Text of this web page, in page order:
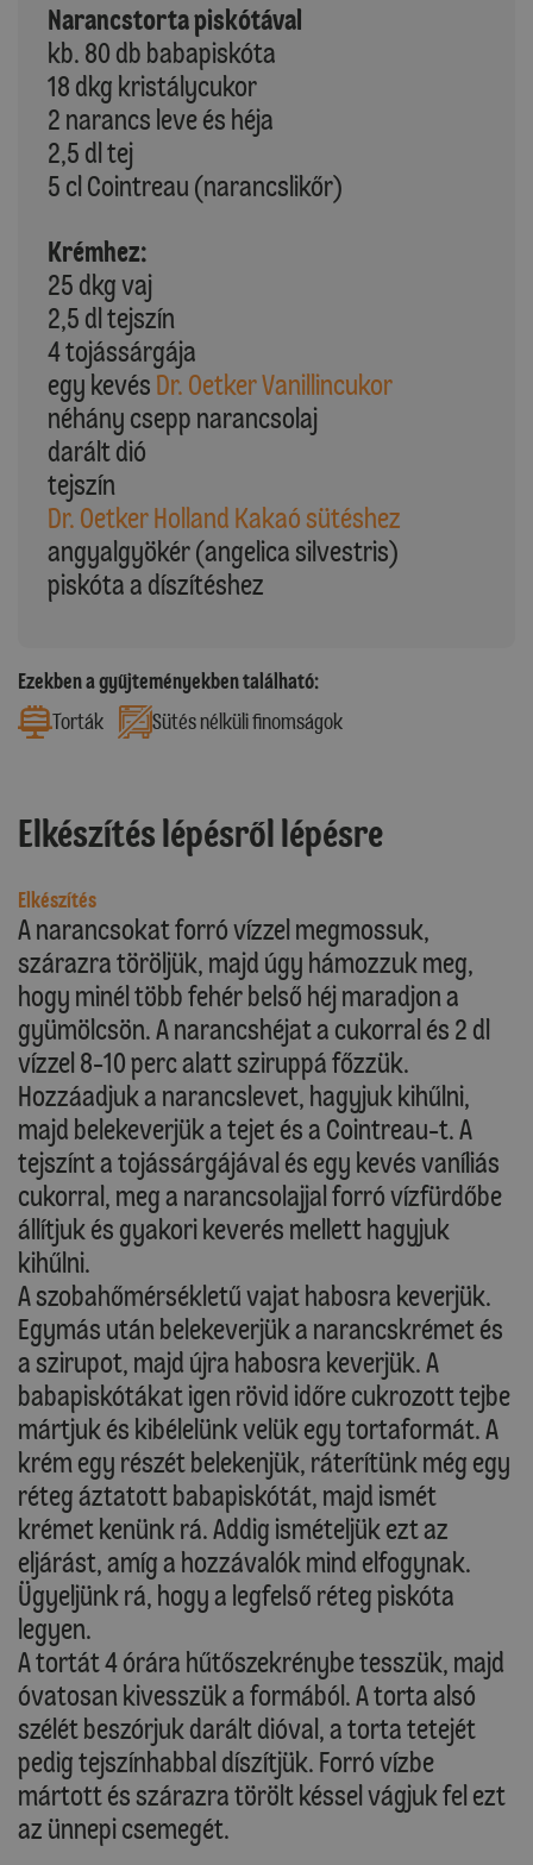
Narancstorta piskótával
kb. 80 db babapiskóta
18 dkg kristálycukor
2 narancs leve és héja
2,5 dl tej
5 cl Cointreau (narancslikőr)
Krémhez:
25 dkg vaj
2,5 dl tejszín
4 tojássárgája
egy kevés Dr. Oetker Vanillincukor
néhány csepp narancsolaj
darált dió
tejszín
Dr. Oetker Holland Kakaó sütéshez
angyalgyökér (angelica silvestris)
piskóta a díszítéshez
Ezekben a gyűjteményekben található:
Torták
Sütés nélküli finomságok
Elkészítés lépésről lépésre
Elkészítés
A narancsokat forró vízzel megmossuk,
szárazra töröljük, majd úgy hámozzuk meg,
hogy minél több fehér belső héj maradjon a
gyümölcsön. A narancshéjat a cukorral és 2 dl
vízzel 8-10 perc alatt sziruppá főzzük.
Hozzáadjuk a narancslevet, hagyjuk kihűlni,
majd belekeverjük a tejet és a Cointreau-t. A
tejszínt a tojássárgájával és egy kevés vaníliás
cukorral, meg a narancsolajjal forró vízfürdőbe
állítjuk és gyakori keverés mellett hagyjuk
kihűlni.
A szobahőmérsékletű vajat habosra keverjük.
Egymás után belekeverjük a narancskrémet és
a szirupot, majd újra habosra keverjük. A
babapiskótákat igen rövid időre cukrozott tejbe
mártjuk és kibélelünk velük egy tortaformát. A
krém egy részét belekenjük, ráterítünk még egy
réteg áztatott babapiskótát, majd ismét
krémet kenünk rá. Addig ismételjük ezt az
eljárást, amíg a hozzávalók mind elfogynak.
Ügyeljünk rá, hogy a legfelső réteg piskóta
legyen.
A tortát 4 órára hűtőszekrénybe tesszük, majd
óvatosan kivesszük a formából. A torta alsó
szélét beszórjuk darált dióval, a torta tetejét
pedig tejszínhabbal díszítjük. Forró vízbe
mártott és szárazra törölt késsel vágjuk fel ezt
az ünnepi csemegét.